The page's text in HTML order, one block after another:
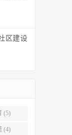
区建设
(5)
(4)